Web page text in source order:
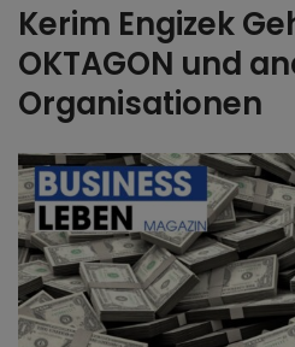
Kerim Engizek
OKTAGON und
Organisationen